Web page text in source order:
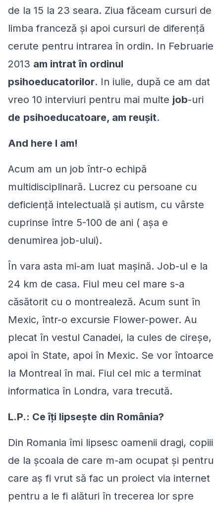
de la 15 la 23 seara. Ziua făceam cursuri de
limba franceză şi apoi cursuri de diferență
cerute pentru intrarea în ordin. In Februarie
2013 am intrat în ordinul
psihoeducatorilor. In iulie, după ce am dat
vreo 10 interviuri pentru mai multe job-uri
de psihoeducatoare, am reușit.
And here I am!
Acum am un job într-o echipă
multidisciplinară. Lucrez cu persoane cu
deficienţă intelectuală şi autism, cu vârste
cuprinse între 5-100 de ani ( aşa e
denumirea job-ului).
În vara asta mi-am luat mașină. Job-ul e la
24 km de casa. Fiul meu cel mare s-a
căsătorit cu o montrealeză. Acum sunt în
Mexic, într-o excursie Flower-power. Au
plecat în vestul Canadei, la cules de cireșe,
apoi în State, apoi în Mexic. Se vor întoarce
la Montreal în mai. Fiul cel mic a terminat
informatica în Londra, vara trecută.
L.P.: Ce îţi lipseşte din România?
Din Romania îmi lipsesc oamenii dragi, copiii
de la școala de care m-am ocupat şi pentru
care aş fi vrut să fac un proiect via internet
pentru a le fi alături în trecerea lor spre